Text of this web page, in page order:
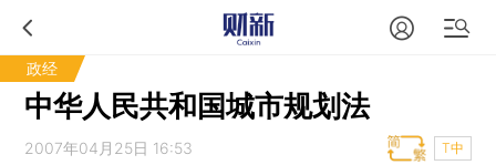
政经
中华人民共和国城市规划法
2007年04月25日 16:53 T中